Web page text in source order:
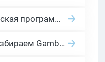
Partners 1win: партнерская программа казино в нише гемблинг арбитраж
2026 Гемблинг это: Разбираем Gambling вертикаль, и все что связано с гемблинг и беттинг офферами